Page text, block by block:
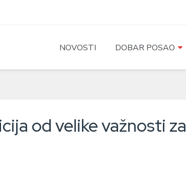
NOVOSTI DOBAR POSAO
od velike važnosti za